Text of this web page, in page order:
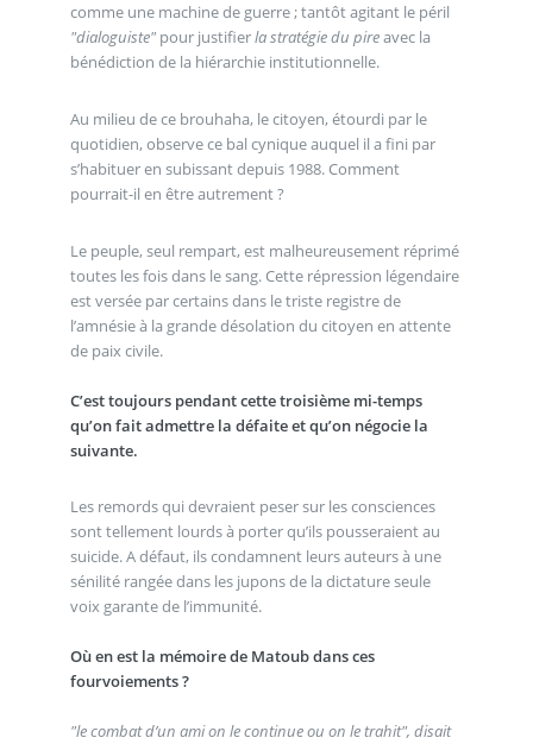
comme une machine de guerre ; tantôt agitant le péril
"dialoguiste"pour justifierla stratégie du pireavec la
bénédiction de la hiérarchie institutionnelle.
Au milieu de ce brouhaha, le citoyen, étourdi par le
quotidien, observe ce bal cynique auquel il a fini par
s’habituer en subissant depuis 1988. Comment
pourrait-il en être autrement ?
Le peuple, seul rempart, est malheureusement réprimé
toutes les fois dans le sang. Cette répression légendaire
est versée par certains dans le triste registre de
l’amnésie à la grande désolation du citoyen en attente
de paix civile.
C’est toujours pendant cette troisième mi-temps
qu’on fait admettre la défaite et qu’on négocie la
suivante.
Les remords qui devraient peser sur les consciences
sont tellement lourds à porter qu’ils pousseraient au
suicide. A défaut, ils condamnent leurs auteurs à une
sénilité rangée dans les jupons de la dictature seule
voix garante de l’immunité.
Où en est la mémoire de Matoub dans ces
fourvoiements ?
"le combat d’un ami on le continue ou on le trahit", disait